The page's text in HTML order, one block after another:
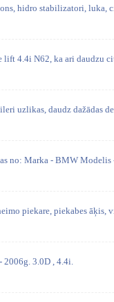
hidro stabilizatori, luka,
lift 4.4i N62, ka ari daudzu
uzlikas, daudz dažādas
no: Marka - BMW
piekare, piekabes āķis,
2006g. 3.0D , 4.4i.